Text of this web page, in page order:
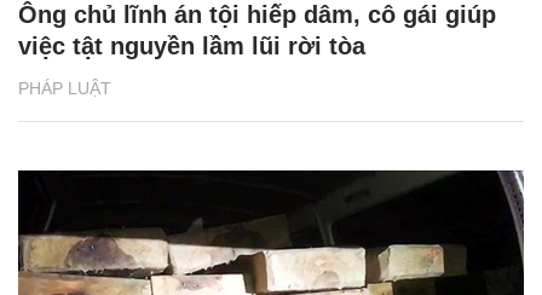
PHÁP LUẬT
Ông chủ lĩnh án tội hiếp dâm, cô gái giúp
việc tật nguyền lầm lũi rời tòa